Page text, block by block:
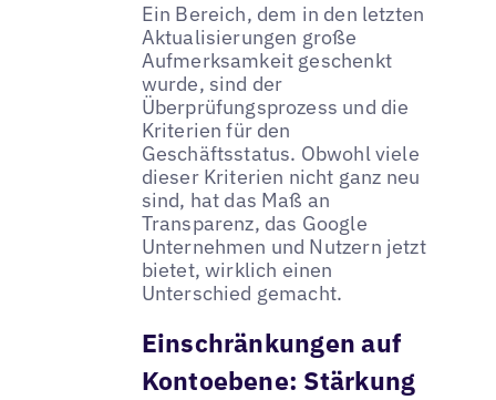
Ein Bereich, dem in den letzten
Aktualisierungen große
Aufmerksamkeit geschenkt
wurde, sind der
Überprüfungsprozess und die
Kriterien für den
Geschäftsstatus. Obwohl viele
dieser Kriterien nicht ganz neu
sind, hat das Maß an
Transparenz, das Google
Unternehmen und Nutzern jetzt
bietet, wirklich einen
Unterschied gemacht.
Einschränkungen auf
Kontoebene: Stärkung